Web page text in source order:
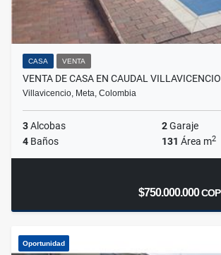
CASA VENTA
VENTA DE CASA EN CAUDAL VILLAVICENCIO
Villavicencio, Meta, Colombia
3Alcobas 2Garaje
4 Baños 131 Área m2
$750.000.000COP
Oportunidad